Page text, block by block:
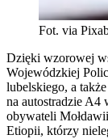
Fot. via
Dzięki wzorowej
Wojewódzkiej
lubelskiego, a
na autostradzie A4
obywateli
Etiopii, którzy